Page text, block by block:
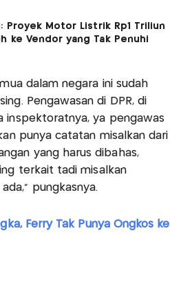
Proyek Motor Listrik Rp1 Triliun
ke Vendor yang Tak Penuhi
dalam negara ini sudah
Pengawasan di DPR, di
inspektoratnya, ya pengawas
punya catatan misalkan dari
yang harus dibahas,
terkait tadi misalkan
pungkasnya.
Ferry Tak Punya Ongkos ke